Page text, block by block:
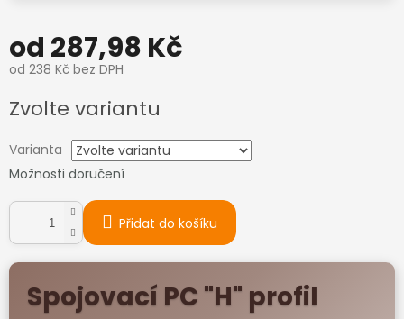
od 287,98 Kč
od 238 Kč bez DPH
cena:
Zvolte variantu
Varianta
Možnosti doručení
Přidat do košíku
Spojovací PC "H" profil